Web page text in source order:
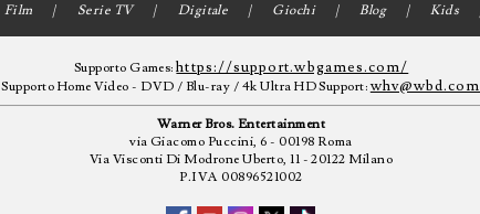
Film Serie TV Digitale Giochi Blog Kids
Supporto Games:https://support.wbgames.com/
Supporto Home Video - DVD / Blu-ray / 4k Ultra HD Support:whv@wbd.com
Warner Bros. Entertainment
via Giacomo Puccini, 6 - 00198 Roma
Via Visconti Di Modrone Uberto, 11 - 20122 Milano
P.IVA 00896521002